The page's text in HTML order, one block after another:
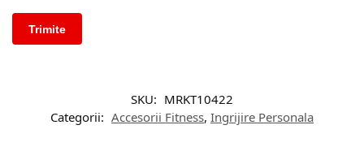
SKU: MRKT10422
Categorii: Accesorii Fitness, Ingrijire Personala